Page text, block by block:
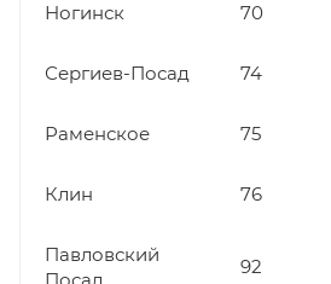
Ногинск 70
Сергиев-Посад 74
Раменское 75
Клин 76
Павловский
92